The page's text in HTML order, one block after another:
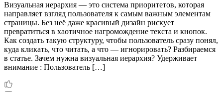
Визуальная иерархия — это система приоритетов, которая
направляет взгляд пользователя к самым важным элементам
страницы. Без неё даже красивый дизайн рискует
превратиться в хаотичное нагромождение текста и кнопок.
Как создать такую структуру, чтобы пользователь сразу понял,
куда кликать, что читать, а что — игнорировать? Разбираемся
в статье. Зачем нужна визуальная иерархия? Удерживает
внимание : Пользователь […]